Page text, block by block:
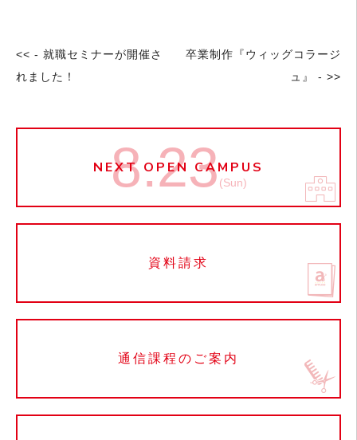
<< - 就職セミナーが開催さ
れました！
卒業制作『ウィッグコラージ
ュ』 - >>
NEXT OPEN CAMPUS
8.23(Sun)
資料請求
通信課程のご案内